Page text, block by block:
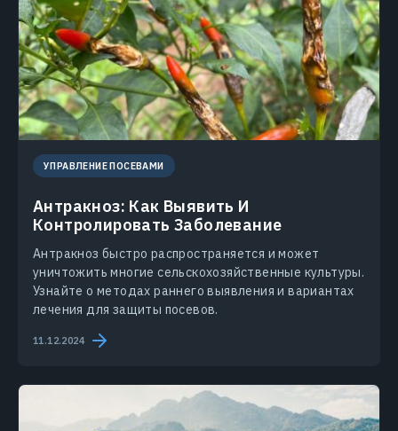
УПРАВЛЕНИЕ ПОСЕВАМИ
Антракноз: Как Выявить И
Контролировать Заболевание
Антракноз быстро распространяется и может
уничтожить многие сельскохозяйственные культуры.
Узнайте о методах раннего выявления и вариантах
лечения для защиты посевов.
11.12.2024